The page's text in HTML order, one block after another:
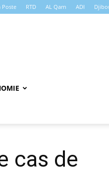
Poste RTD AL Qarn ADI
cas de